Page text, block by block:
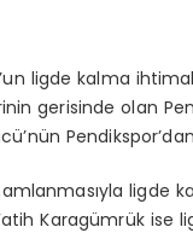
ligde kalma
gerisinde olan
ligde
Karagümrük ise